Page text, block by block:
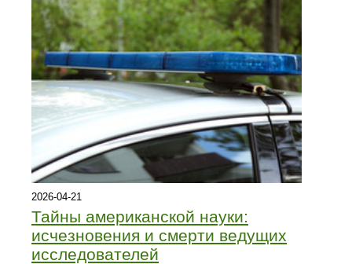
2026-04-21
Тайны американской науки:
исчезновения и смерти ведущих
исследователей